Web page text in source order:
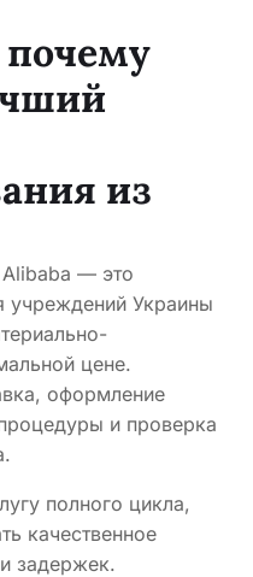
из
— это
учреждений Украины
цене.
оформление
и проверка
полного цикла,
качественное
задержек.